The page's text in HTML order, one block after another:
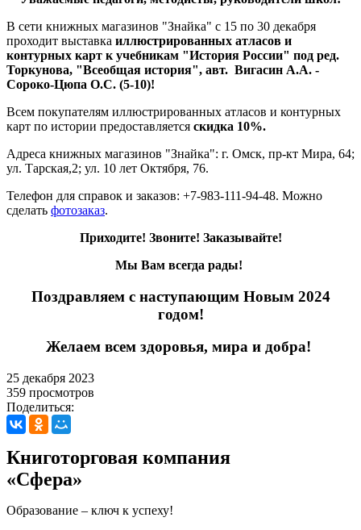
В сети книжных магазинов "Знайка" с 15 по 30 декабря
проходит выставка иллюстрированных атласов и
контурных карт к учебникам "История России" под ред.
Торкунова, "Всеобщая история", авт. Вигасин А.А. -
Сороко-Цюпа О.С. (5-10)!
Всем покупателям иллюстрированных атласов и контурных
карт по истории предоставляется скидка 10%.
Адреса книжных магазинов "Знайка": г. Омск, пр-кт Мира, 64;
ул. Тарская,2; ул. 10 лет Октября, 76.
Телефон для справок и заказов: +7-983-111-94-48. Можно
сделать фотозаказ.
Приходите! Звоните! Заказывайте!
Мы Вам всегда рады!
Поздравляем с наступающим Новым 2024
годом!
Желаем всем здоровья, мира и добра!
25 декабря 2023
359 просмотров
Поделиться:
Книготорговая компания
«Сфера»
Образование – ключ к успеху!